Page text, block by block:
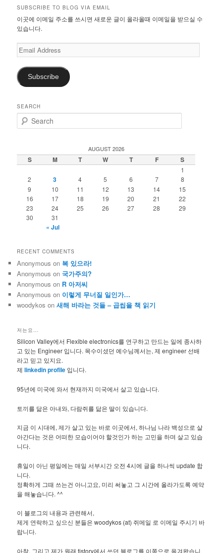
SUBSCRIBE TO BLOG VIA EMAIL
이곳에 이메일 주소를 쓰시면 새로운 글이 올라올때 이메일을 받으실 수
있습니다.
Email
Address
Subscribe
SEARCH
e
c
h
AUGUST 2026
S M T W T F S
1
2
3 4 5 6 7
8
9
10 11 12 13 14
15
16
17 18 19 20 21
22
23
24 25 26 27 28
29
30
31
« Jul
RECENT COMMENTS
Anonymous on 복 있으라!
Anonymous on 국가주의?
Anonymous on R 아저씨
Anonymous on 이렇게 무너질 일인가…
woodykos on새해 바라는 것들 – 곱씹을 책 읽기
저는요…
Silicon Valley에서 Flexible electronics를 연구하고 만드는 일에 종사하
고 있는 Engineer 입니다. 목수이셨던 예수님께서는, 제 engineer 선배
라고 믿고 있지요.
제linkedin profile 입니다.
95년에 미국에 와서 현재까지 미국에서 살고 있습니다.
토끼를 닮은 아내와, 다람쥐를 닮은 딸이 있습니다.
지금 이 시대에, 제가 살고 있는 바로 이곳에서, 하나님 나라 백성으로 살
아간다는 것은 어떠한 모습이어야 할것인가 하는 고민을 하며 살고 있습
니다.
휴일이 아닌 평일에는 매일 서부시간 오전 4시에 글을 하나씩 update 합
니다.
정확하게 그때 쓰는건 아니고요, 미리 써놓고 그 시간에 올라가도록 예약
을 해놓습니다. ^^
이 블로그의 내용과 관련해서,
제게 연락하고 싶으신 분들은 woodykos (at) 쥐메일 로 이메일 주시기 바
랍니다.
아참, 그리고 제가 원래 tistory에서 쓰던 블로그를 이쪽으로 옮겨왔습니